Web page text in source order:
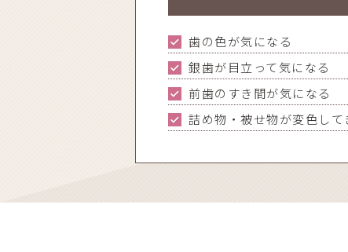
歯の色が気になる
銀歯が目立って気になる
前歯のすき間が気になる
詰め物・被せ物が変色して